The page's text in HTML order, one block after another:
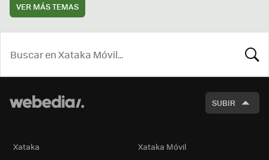
VER MÁS TEMAS
SUBIR
Xataka Xataka Móvil